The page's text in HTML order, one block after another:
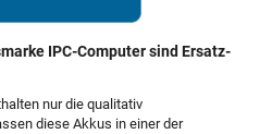
IPC-Computer sind Ersatz-
nur die qualitativ
diese Akkus in einer der